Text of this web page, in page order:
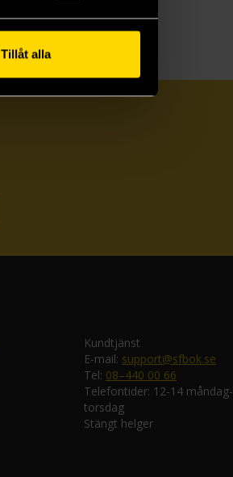
Tillåt alla
Kundtjänst
E-mail: support@sfbok.se
Tel: 08–440 00 66
Telefontider: 12-14 måndag-
torsdag
Stängt helger